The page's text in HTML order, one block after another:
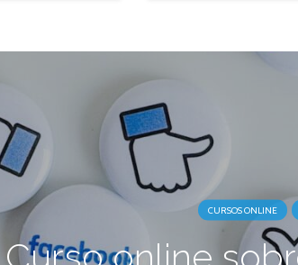
CURSOS ONLINE
Curso online